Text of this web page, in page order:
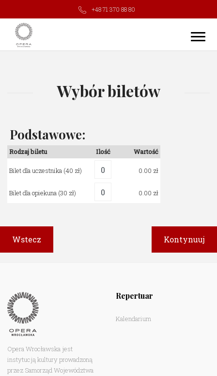
+48 71 370 88 80
Wybór biletów
Podstawowe:
Rodzaj biletu Ilość Wartość
Bilet dla uczestnika (40 zł) 0.00
Bilet dla opiekuna (30 zł) 0.00
Opera Wrocławska jest
instytucją kultury prowadzoną
przez Samorząd Województwa
Repertuar
Kalendarium